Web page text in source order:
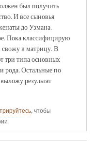
был получить
И все сыновья
до Узмана.
Пока классифицирую
свожу в матрицу. В
три типа основных
рода. Остальные по
результат
, чтобы